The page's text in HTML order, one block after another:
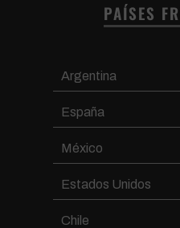
PAÍSES
Argentina
España
México
Estados Unidos
Chile